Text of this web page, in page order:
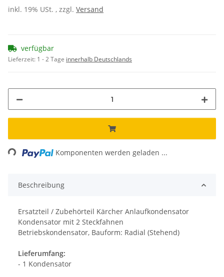
inkl. 19% USt. , zzgl. Versand
verfügbar
Lieferzeit: 1 - 2 Tage innerhalb Deutschlands
Komponenten werden geladen ...
Beschreibung
Ersatzteil / Zubehörteil Kärcher Anlaufkondensator
Kondensator mit 2 Steckfahnen
Betriebskondensator, Bauform: Radial (Stehend)
Lieferumfang:
- 1 Kondensator